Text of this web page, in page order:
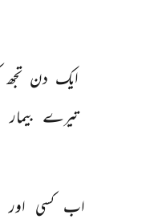
ایک دن تجھ
تیرے بیمار
اب کسی اور